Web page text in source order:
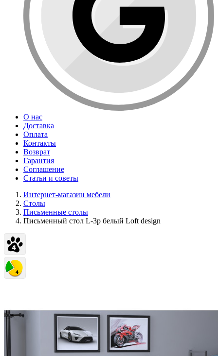
О нас
Доставка
Оплата
Контакты
Возврат
Гарантия
Соглашение
Статьи и советы
Интернет-магазин мебели
Столы
Письменные столы
Письменный стол L-3p белый Loft design